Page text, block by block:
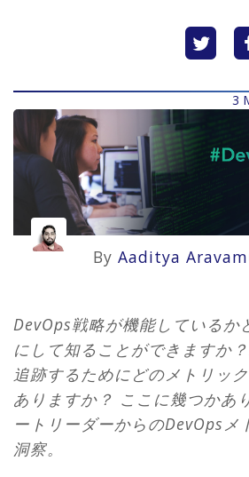
3
By Aaditya
DevOps戦略が機能しているか
にして知ることができますか
追跡するためにどのメトリッ
ありますか？ ここに幾つかあ
ートリーダーからのDevOpsメ
洞察。